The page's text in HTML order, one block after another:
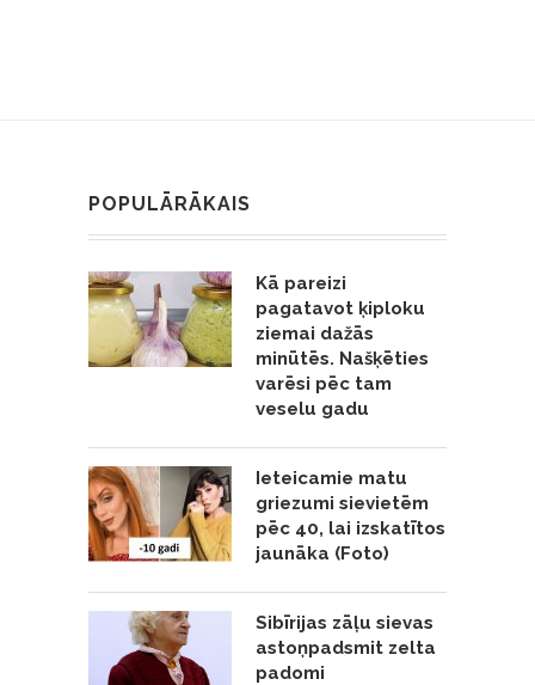
POPULĀRĀKAIS
Kā pareizi
pagatavot ķiploku
ziemai dažās
minūtēs. Našķēties
varēsi pēc tam
veselu gadu
Ieteicamie matu
griezumi sievietēm
pēc 40, lai izskatītos
jaunāka (Foto)
Sibīrijas zāļu sievas
astoņpadsmit zelta
padomi